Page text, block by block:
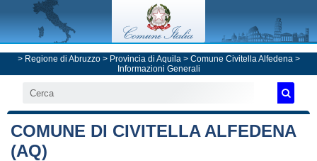
> Regione di Abruzzo> Provincia di Aquila> Comune Civitella Alfedena>
Informazioni Generali
COMUNE DI CIVITELLA ALFEDENA
(AQ)